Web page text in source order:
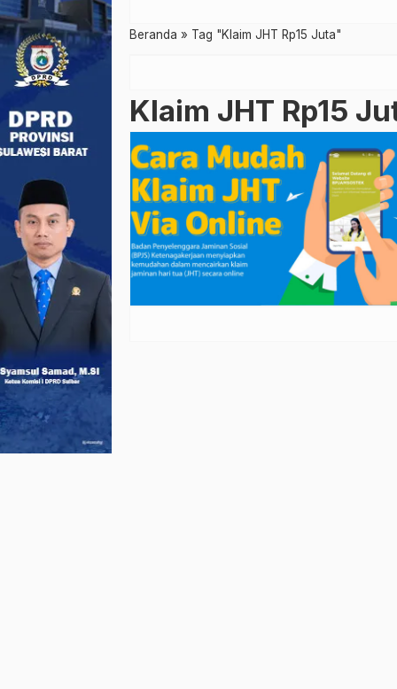
Beranda » Tag "Klaim JHT Rp15 Juta"
Klaim JHT Rp15